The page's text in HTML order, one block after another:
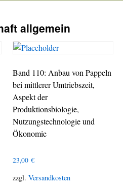
allgemein
Band 110: Anbau von Pappeln
bei mittlerer Umtriebszeit,
Aspekt der
Produktionsbiologie,
Nutzungstechnologie und
Ökonomie
23,00€
zzgl.Versandkosten